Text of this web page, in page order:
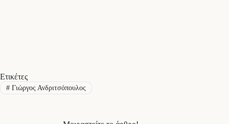
Ετικέτες
#Γιώργος Ανδριτσόπουλος